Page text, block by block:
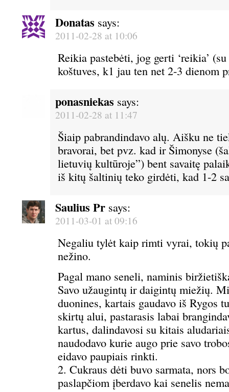
Donatas says:
2011-02-28 at 10:06
Reikia pastebėti, jog gerti ‘reikia’
koštuves, k1 jau ten net 2-3 dienom
ponasniekas says:
2011-02-28 at 11:47
Šiaip pabrandindavo alų. Aišku ne
bravorai, bet pvz. kad ir Šimonyse
lietuvių kultūroje”) bent savaitę
iš kitų šaltinių teko girdėti, kad 1-2
Saulius Pr says:
2011-03-01 at 09:16
Negaliu tylėt kaip rimti vyrai, tokių
nežino.
Pagal mano seneli, naminis
Savo užaugintų ir daigintų miežių.
duonines, kartais gaudavo iš Rygos
skirtų alui, pastarasis labai
kartus, dalindavosi su kitais
naudodavo kurie augo prie savo
eidavo paupiais rinkti.
2. Cukraus dėti buvo sarmata, nors
paslapčiom įberdavo kai senelis